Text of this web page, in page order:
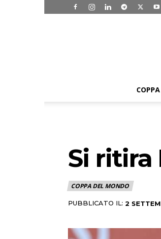
Si ritira
COPPA DEL MONDO
PUBBLICATO IL: 2